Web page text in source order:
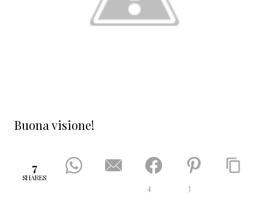
Buona visione!
7
SHARES
4 3